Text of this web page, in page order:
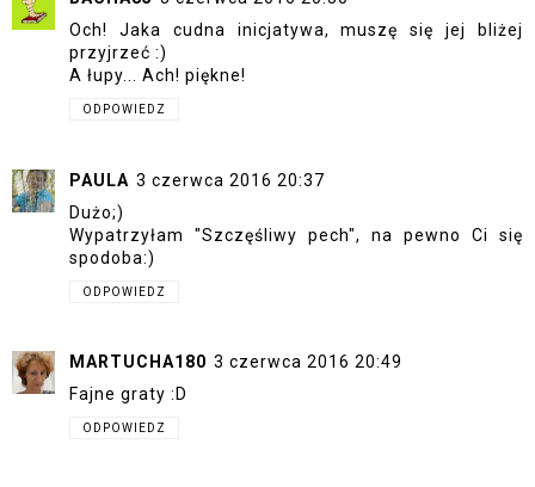
Och! Jaka cudna inicjatywa, muszę się jej bliżej
przyjrzeć :)
A łupy... Ach! piękne!
ODPOWIEDZ
PAULA 3 czerwca 2016 20:37
Dużo;)
Wypatrzyłam "Szczęśliwy pech", na pewno Ci się
spodoba:)
ODPOWIEDZ
MARTUCHA180 3 czerwca 2016 20:49
Fajne graty :D
ODPOWIEDZ